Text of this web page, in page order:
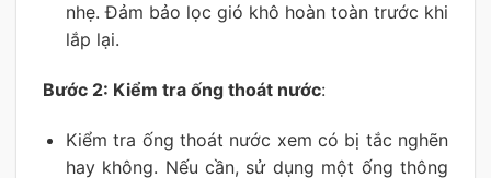
nhẹ. Đảm bảo lọc gió khô hoàn toàn trước khi
lắp lại.
Bước 2: Kiểm tra ống thoát nước:
Kiểm tra ống thoát nước xem có bị tắc nghẽn
hay không. Nếu cần, sử dụng một ống thông